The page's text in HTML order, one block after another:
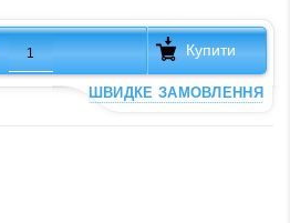
Купити
ШВИДКЕ ЗАМОВЛЕННЯ